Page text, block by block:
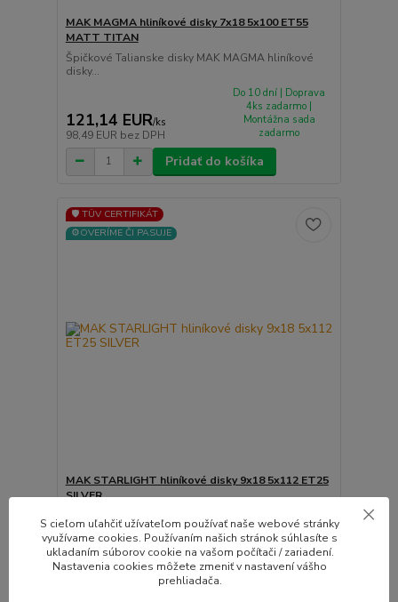
MAK MAGMA hliníkové disky 7x18 5x100 ET55
MATT TITAN
Špičkové Talianske disky MAK MAGMA hliníkové
disky...
121,14 EUR/ks
98,49 EUR bez DPH
Do 10 dní | Doprava
4ks zadarmo |
Montážna sada
zadarmo
Pridať do košíka
🛡️ TÜV CERTIFIKÁT
⚙️OVERÍME ČI PASUJE
MAK STARLIGHT hliníkové disky 9x18 5x112 ET25
SILVER
Špičkové Talianske disky MAK STARLIGHT hliníkové
d...
ks
Do 10 dní | Doprava
4ks zadarmo |
S cieľom uľahčiť užívateľom používať naše webové stránky
využívame cookies. Používaním našich stránok súhlasíte s
ukladaním súborov cookie na vašom počítači / zariadení.
Nastavenia cookies môžete zmeniť v nastavení vášho
prehliadača.